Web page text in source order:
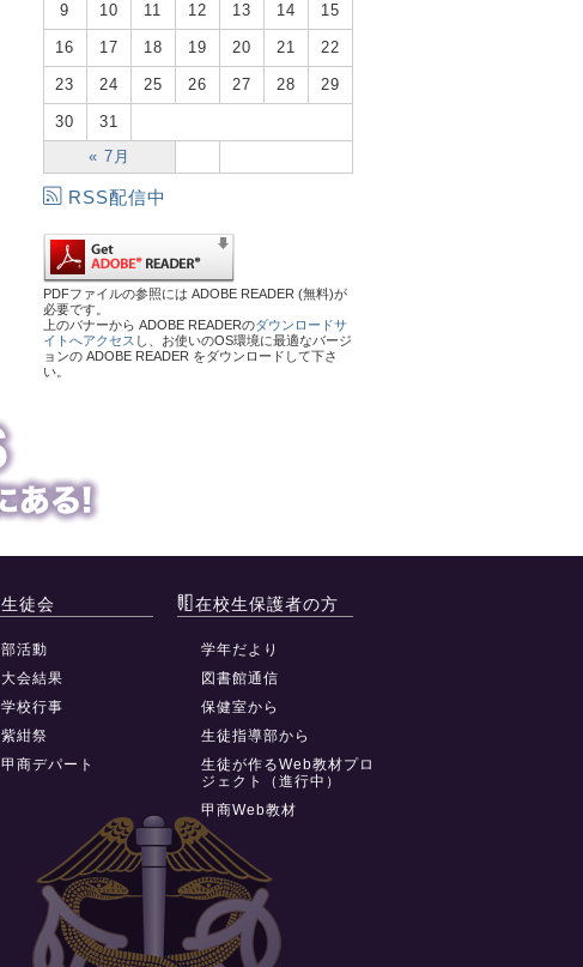
« 7月
9 10 11 12 13 14 15
16 17 18 19 20 21 22
23 24 25 26 27 28 29
30 31
RSS配信中
PDFファイルの参照には ADOBE READER (無料)が
必要です。
上のバナーから ADOBE READERのダウンロードサ
イトへアクセス し、お使いのOS環境に最適なバージ
ョンの ADOBE READER をダウンロードして下さ
い。
生徒会
部活動
大会結果
学校行事
紫紺祭
甲商デパート
在校生保護者の方
学年だより
図書館通信
保健室から
生徒指導部から
生徒が作るWeb教材プロ
ジェクト（進行中）
甲商Web教材